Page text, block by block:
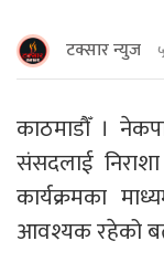
टक्सार न्युज
काठमाडाैँ ।
संसदलाई
कार्यक्रमका
आवश्यक रहेको